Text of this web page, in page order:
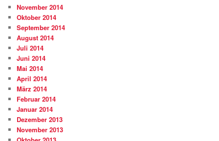
November 2014
Oktober 2014
September 2014
August 2014
Juli 2014
Juni 2014
Mai 2014
April 2014
März 2014
Februar 2014
Januar 2014
Dezember 2013
November 2013